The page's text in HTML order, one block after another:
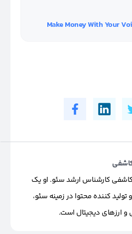
کارشناس ارشد سئو. او یک
کننده محتوا در زمینه سئو،
و ارزهای دیجیتال است.